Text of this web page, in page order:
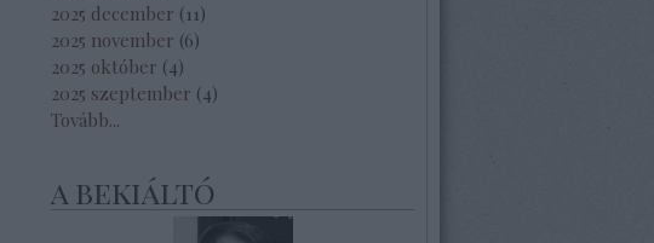
2025 december ( 11)
2025 november (6)
2025 október (4)
2025 szeptember (4)
Tovább...
a bekiáltó